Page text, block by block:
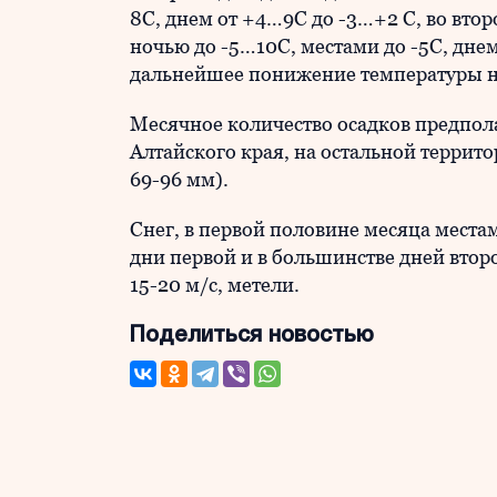
8С, днем от +4…9С до -3…+2 С, во
ночью до -5…10С, местами до -5С,
дальнейшее понижение
Месячное количество осадков
Алтайского края, на остальной
69-96 мм).
Снег, в первой половине месяца
дни первой и в большинстве дней
15-20 м/с, метели.
Поделиться новостью